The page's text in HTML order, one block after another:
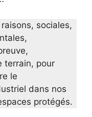
sociales,
terrain, pour
le
dans nos
protégés.